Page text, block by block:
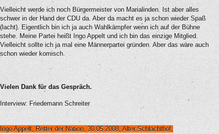
Vielleicht werde ich noch Bürgermeister von Marialinden. Ist aber alles
schwer in der Hand der CDU da. Aber da macht es ja schon wieder Spaß
(lacht). Eigentlich bin ich ja auch Wahlkämpfer wenn ich auf der Bühne
stehe. Meine Partei heißt Ingo Appelt und ich bin das einzige Mitglied.
Vielleicht sollte ich ja mal eine Männerpartei gründen. Aber das wäre auch
schon wieder komisch.
Vielen Dank für das Gespräch.
Interview: Friedemann Schreiter
Ingo Appelt, Retter der Nation, 30.05.2008, Alter Schlachthof,